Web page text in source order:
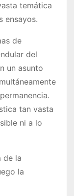
temática
ensayos.
de
del
un asunto
tan vasta
ni a lo
de la
la